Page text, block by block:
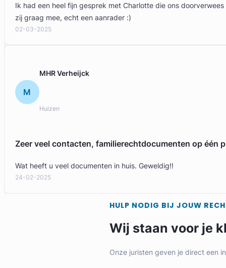
Ik had een heel fijn gesprek met Charlotte die ons
zij graag mee, echt een aanrader :)
02-03-2025
M
MHR Verheijck
Huizen
Zeer veel contacten, familierechtdocumenten op één
Wat heeft u veel documenten in huis. Geweldig!!
24-02-2025
HULP NODIG BIJ JOUW
Wij staan voor je
Onze juristen geven je direct een